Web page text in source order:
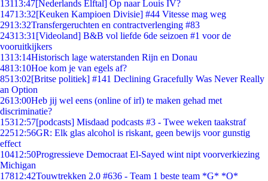
13113:47[Nederlands Elftal] Op naar Louis IV?
14713:32[Keuken Kampioen Divisie] #44 Vitesse mag weg
2913:32Transfergeruchten en contractverlenging #83
24313:31 [Videoland] B&B vol liefde 6de seizoen #1 voor de
vooruitkijkers
1313:14Historisch lage waterstanden Rijn en Donau
4813:10Hoe kom je van egels af?
8513:02[Britse politiek] #141 Declining Gracefully Was Never Really
an Option
2613:00Heb jij wel eens (online of irl) te maken gehad met
discriminatie?
15312:57[podcasts] Misdaad podcasts #3 - Twee weken taakstraf
22512:56GR: Elk glas alcohol is riskant, geen bewijs voor gunstig
effect
10412:50Progressieve Democraat El-Sayed wint nipt voorverkiezing
Michigan
17812:42Touwtrekken 2.0 #636 - Team 1 beste team *G* *O*